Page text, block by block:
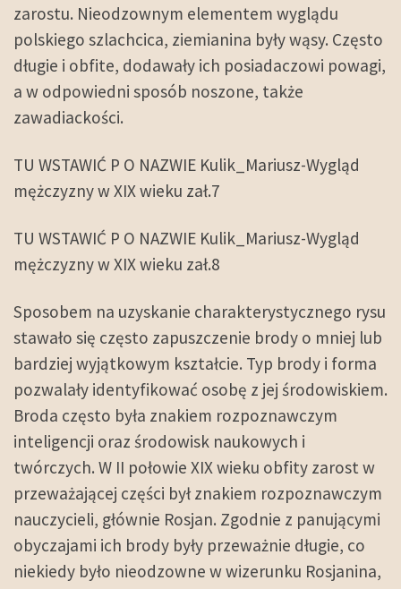
zarostu. Nieodzownym elementem wyglądu
polskiego szlachcica, ziemianina były wąsy. Często
długie i obfite, dodawały ich posiadaczowi powagi,
a w odpowiedni sposób noszone, także
zawadiackości.
TU WSTAWIĆ P O NAZWIE Kulik_Mariusz-Wygląd
mężczyzny w XIX wieku zał.7
TU WSTAWIĆ P O NAZWIE Kulik_Mariusz-Wygląd
mężczyzny w XIX wieku zał.8
Sposobem na uzyskanie charakterystycznego rysu
stawało się często zapuszczenie brody o mniej lub
bardziej wyjątkowym kształcie. Typ brody i forma
pozwalały identyfikować osobę z jej środowiskiem.
Broda często była znakiem rozpoznawczym
inteligencji oraz środowisk naukowych i
twórczych. W II połowie XIX wieku obfity zarost w
przeważającej części był znakiem rozpoznawczym
nauczycieli, głównie Rosjan. Zgodnie z panującymi
obyczajami ich brody były przeważnie długie, co
niekiedy było nieodzowne w wizerunku Rosjanina,